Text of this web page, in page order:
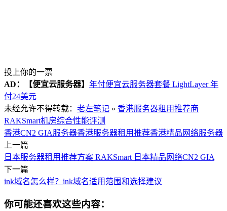
投上你的一票
AD：
【便宜云服务器】 年付便宜云服务器套餐 LightLayer 年
付24美元
未经允许不得转载： 老左笔记 » 香港服务器租用推荐商
RAKSmart机房综合性能评测
香港CN2 GIA服务器香港服务器租用推荐香港精品网络服务器
上一篇
日本服务器租用推荐方案 RAKSmart 日本精品网络CN2 GIA
下一篇
ink域名怎么样？ink域名适用范围和选择建议
你可能还喜欢这些内容：